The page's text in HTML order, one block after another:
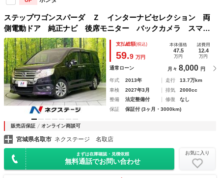
ステップワゴンスパーダ Ｚ インターナビセレクション 両
側電動ドア 純正ナビ 後席モニター バックカメラ スマー
トキー ＨＩＤヘッド ＥＴＣ クルコン 純正１６インチア
ルミ オートエアコン ＣＤ ＤＶＤ再生 パドルシフト ア
イドリングストップ
支払総額(税込)
59.9 万円
本体価格
47.5
万円
諸費用
12.4
万円
通常ローン 月々 8,000 円
年式 2013年 走行
13.7万km
車検
2027年3月 排気
2000cc
整備
法定整備付 修復
なし
保証
保証付 (3ヶ月・3000km)
販売店保証 オンライン商談可
宮城県名取市 ネクステージ 名取店
まずは在庫確認・見積依頼
無料通話でお問い合わせ
お気に入り